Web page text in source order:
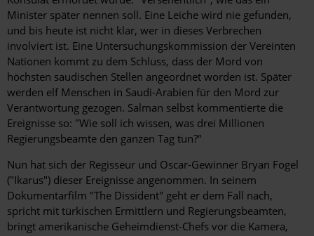
Minister später nennen soll. Eine Leiche wird nie gefunden,
und bis heute ist nicht klar, wer in dieses Verbrechen
involviert ist. Eine Untersuchungskommission der Vereinten
Nationen kommt zu dem Schluss, dass der Mord von
höchsten saudischen Stellen angeordnet worden ist. Später
werden elf Menschen in Saudi-Arabien für den Mord zur
Verantwortung gezogen. Salman selbst kommentierte die
Ereignisse so: "Wie soll ich wissen, was drei Millionen
Regierungsbeamte den ganzen Tag tun?"
Nun hat sich der Regisseur und Oscar-Gewinner Bryan Fogel
("Ikarus") dieser Ereignisse angenommen. In seinem
Dokumentarfilm "The Dissident" geht er dem Fall nach,
spricht mit türkischen Ermittlern und Regierungsbeamten,
bringt amerikanische Geheimdienst-Chefs vor die Kamera,